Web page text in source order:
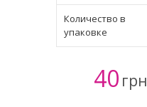
Количество в
упаковке
40 грн